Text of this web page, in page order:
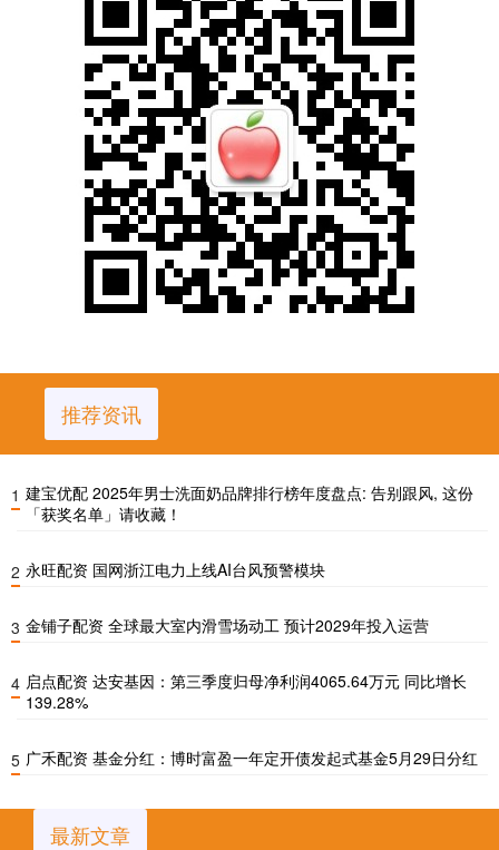
推荐资讯
1 建宝优配 2025年男士洗面奶品牌排行榜年度盘点: 告别跟风, 这份
「获奖名单」请收藏！
2 永旺配资 国网浙江电力上线AI台风预警模块
3 金铺子配资 全球最大室内滑雪场动工 预计2029年投入运营
4 启点配资 达安基因：第三季度归母净利润4065.64万元 同比增长
139.28%
5 广禾配资 基金分红：博时富盈一年定开债发起式基金5月29日分红
最新文章